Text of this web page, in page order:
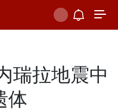
瑞拉地震中
体